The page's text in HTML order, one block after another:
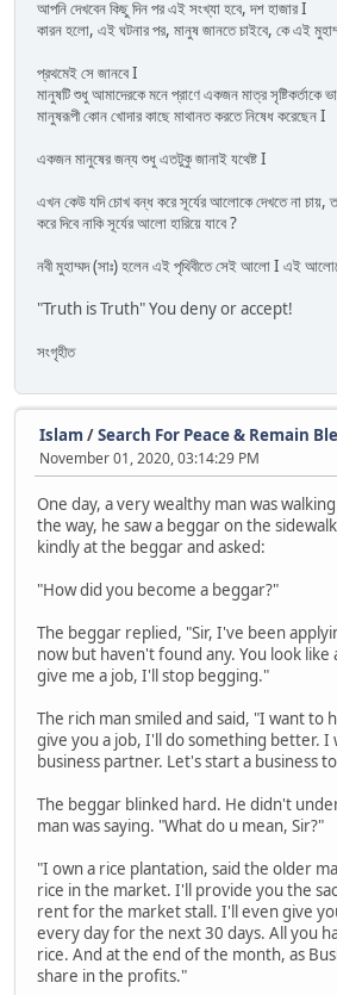
আপনি দেখবেন কিছু দিন পর এই সংখ্যা হবে, দশ হাজার I
কারন হলো, এই ঘটনার পর, মানুষ জানতে চাইবে, কে এই
প্রথমেই সে জানবে I
মানুষটি শুধু আমাদেরকে মনে প্রাণে একজন মাত্র সৃষ্টিকর্তাকে
মানুষরূপী কোন খোদার কাছে মাথানত করতে নিষেধ করেছেন I
একজন মানুষের জন্য শুধু এতটুকু জানাই যথেষ্ট I
এখন কেউ যদি চোখ বন্ধ করে সূর্যের আলোকে দেখতে না চায়,
করে দিবে নাকি সূর্যের আলো হারিয়ে যাবে ?
নবী মুহাম্মদ (সাঃ) হলেন এই পৃথিবীতে সেই আলো I এই
"Truth is Truth" You deny or accept!
সংগৃহীত
Islam /Search For Peace & Remain
November 01, 2020, 03:14:29 PM
One day, a very wealthy man was
the way, he saw a beggar on the
kindly at the beggar and asked:
"How did you become a beggar?"
The beggar replied, "Sir, I've been
now but haven't found any. You look like
give me a job, I'll stop begging."
The rich man smiled and said, "I want to
give you a job, I'll do something better. I
business partner. Let's start a business
The beggar blinked hard. He didn't
man was saying. "What do u mean, Sir?"
"I own a rice plantation, said the older
rice in the market. I'll provide you the
rent for the market stall. I'll even give
every day for the next 30 days. All you
rice. And at the end of the month, as
share in the profits."